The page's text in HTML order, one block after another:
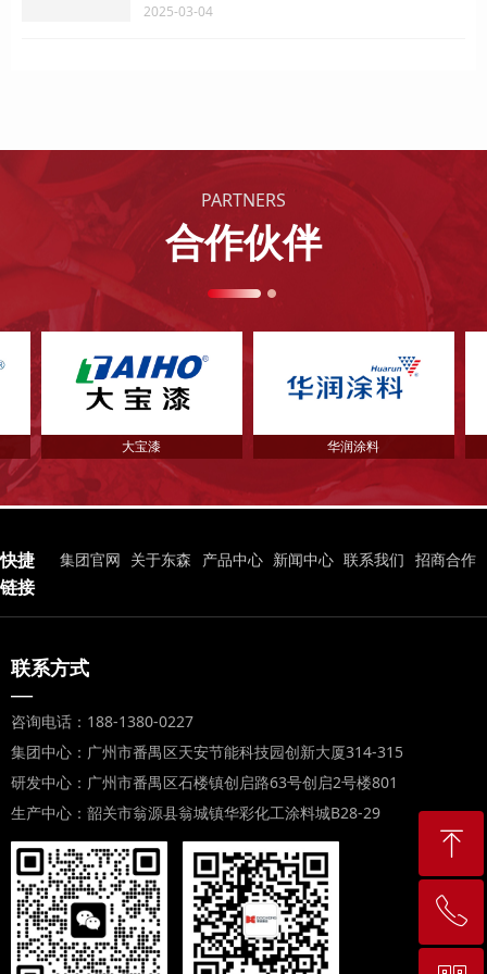
PARTNERS
合作伙伴
2025-03-04
快捷
链接
集团官网 关于东森 产品中心 新闻中心 联系我们 招商合作
联系方式
—
咨询电话：188-1380-0227
集团中心：广州市番禺区天安节能科技园创新大厦314-315
研发中心：广州市番禺区石楼镇创启路63号创启2号楼801
生产中心：韶关市翁源县翁城镇华彩化工涂料城B28-29
ꁸ
回到顶部
ꂅ